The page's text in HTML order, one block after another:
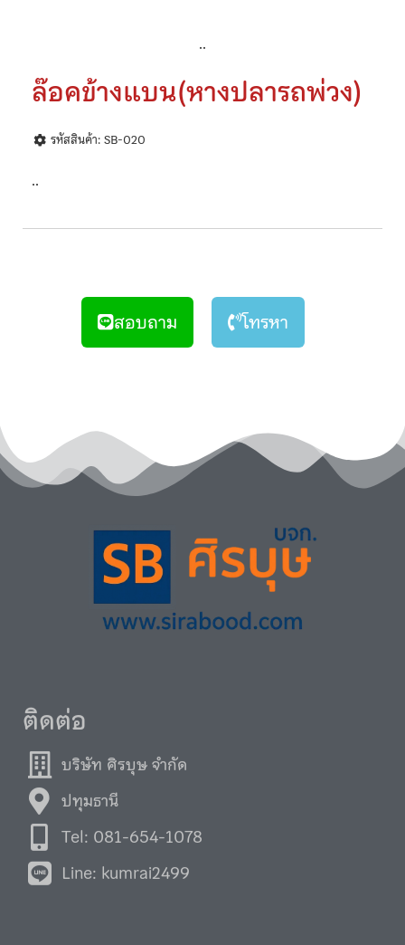
..
ล๊อคข้างแบน(หางปลารถพ่วง)
รหัสสินค้า: SB-020
..
สอบถาม โทรหา
ติดต่อ
บริษัท ศิรบุษ จำกัด
ปทุมธานี
Tel: 081-654-1078
Line: kumrai2499